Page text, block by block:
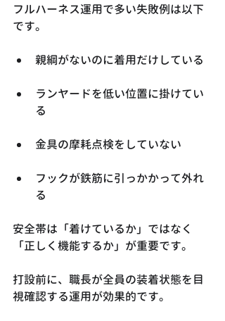
フルハーネス運用で多い失敗例は以下
です。
親綱がないのに着用だけしている
ランヤードを低い位置に掛けてい
る
金具の摩耗点検をしていない
フックが鉄筋に引っかかって外れ
る
安全帯は「着けているか」ではなく
「正しく機能するか」が重要です。
打設前に、職長が全員の装着状態を目
視確認する運用が効果的です。